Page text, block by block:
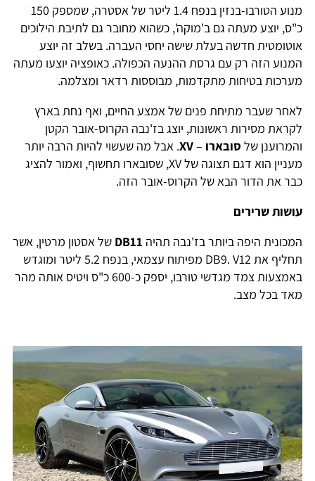
מנוע הטורבו-בנזין בנפח 1.4 ליטר של אסטרה, שמספק 150
יוצע מעתה גם ב'מוקה', כשהוא מחובר גם לתיבת הילוכים
חדשה בעלת שישה יחסי העברה. בשלב זה יוצע
הזה רק עם גרסת ההנעה הכפולה. כאופציה יוצעו מעתה
בטיחות מתקדמות, מבוססות רדאר ומצלמה.
שעבר מתיחת פנים של אמצע החיים, ואף נחת בארץ
מסירות ראשונות, יוצג בז'נבה הקרוס-אובר הקטן
שלסובארו–
XV. אבל מה שעשוי להיות הרבה יותר
מעניין הוא דגם תצוגה של XV, שסובארו תחשוף, ואמור להציג
את הדור הבא של הקרוס-אובר הזה.
שרירים
היפה ביותר בז'נבה תהיהDB11של אסטון מרטין, אשר
תחליף את DB9. V12 מפיתוח עצמאי, בנפח 5.2 ליטר ומוגדש
באמצעות צמד מגדשי טורבו, יספק כ-600 כ"ס ויטיס אותה מהר
בכל מצב.